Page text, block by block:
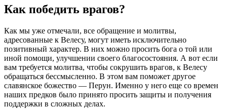
Как победить врагов?
Как мы уже отмечали, все обращение и молитвы,
адресованные к Велесу, могут иметь исключительно
позитивный характер. В них можно просить бога о той или
иной помощи, улучшении своего благосостояния. А вот если
вам требуется молитва, чтобы сокрушить врагов, к Велесу
обращаться бессмысленно. В этом вам поможет другое
славянское божество — Перун. Именно у него еще со времен
наших предков было принято просить защиты и получения
поддержки в сложных делах.